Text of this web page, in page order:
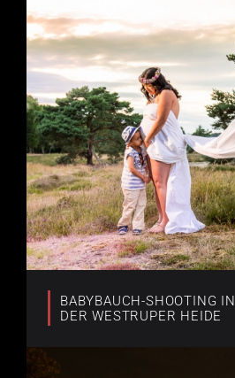
BABYBAUCH-SHOOTING IN
DER WESTRUPER HEIDE